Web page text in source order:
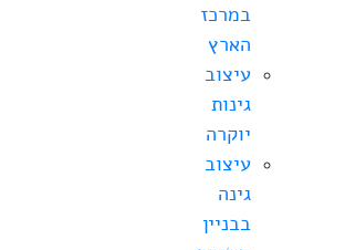
במרכז
הארץ
עיצוב
גינות
יוקרה
עיצוב
גינה
בבניין